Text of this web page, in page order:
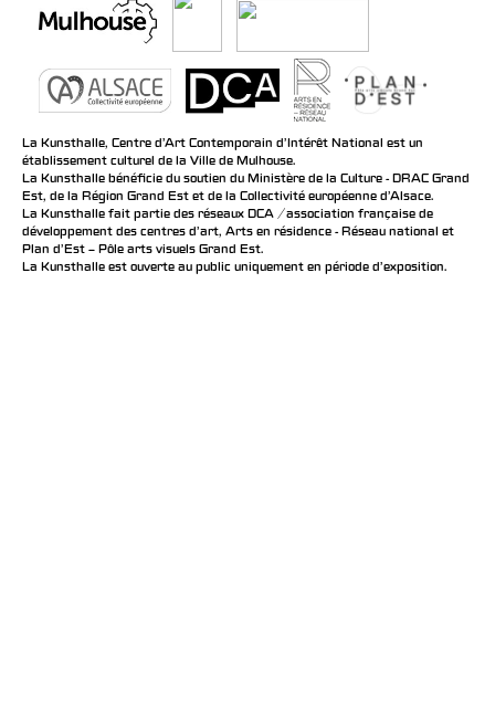
La Kunsthalle, Centre d’Art Contemporain d’Intérêt National est un
établissement culturel de la Ville de Mulhouse.
La Kunsthalle bénéficie du soutien du Ministère de la Culture - DRAC Grand
Est, de la Région Grand Est et de la Collectivité européenne d’Alsace.
La Kunsthalle fait partie des réseaux DCA / association française de
développement des centres d'art, Arts en résidence - Réseau national et
Plan d’Est – Pôle arts visuels Grand Est.
La Kunsthalle est ouverte au public uniquement en période d'exposition.